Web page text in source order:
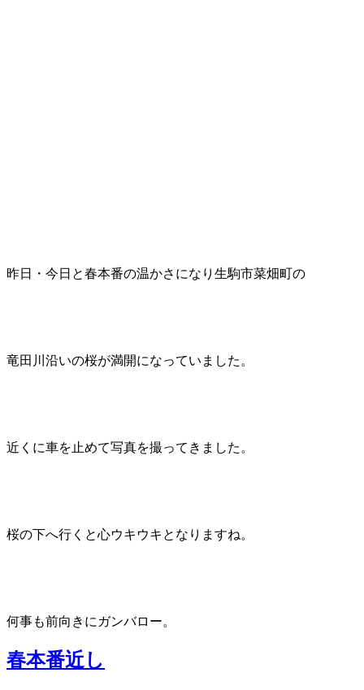
昨日・今日と春本番の温かさになり生駒市菜畑町の
竜田川沿いの桜が満開になっていました。
近くに車を止めて写真を撮ってきました。
桜の下へ行くと心ウキウキとなりますね。
何事も前向きにガンバロー。
春本番近し